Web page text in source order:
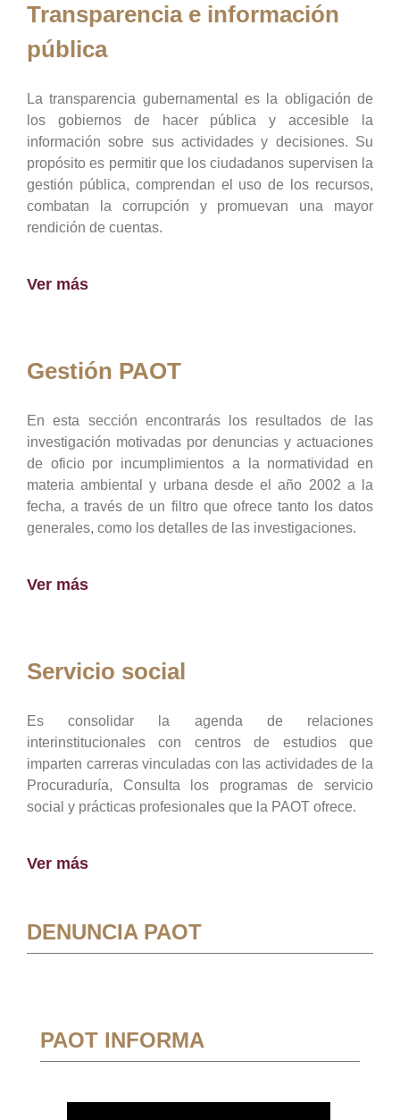
Transparencia e información
pública
La transparencia gubernamental es la obligación de
los gobiernos de hacer pública y accesible la
información sobre sus actividades y decisiones. Su
propósito es permitir que los ciudadanos supervisen la
gestión pública, comprendan el uso de los recursos,
combatan la corrupción y promuevan una mayor
rendición de cuentas.
Ver más
Gestión PAOT
En esta sección encontrarás los resultados de las
investigación motivadas por denuncias y actuaciones
de oficio por incumplimientos a la normatividad en
materia ambiental y urbana desde el año 2002 a la
fecha, a través de un filtro que ofrece tanto los datos
generales, como los detalles de las investigaciones.
Ver más
Servicio social
Es consolidar la agenda de relaciones
interinstitucionales con centros de estudios que
imparten carreras vinculadas con las actividades de la
Procuraduría, Consulta los programas de servicio
social y prácticas profesionales que la PAOT ofrece.
Ver más
DENUNCIA PAOT
PAOT INFORMA